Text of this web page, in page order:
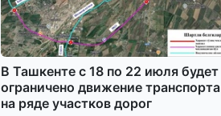
В Ташкенте с 18 по 22 июля будет
ограничено движение транспорта
на ряде участков дорог